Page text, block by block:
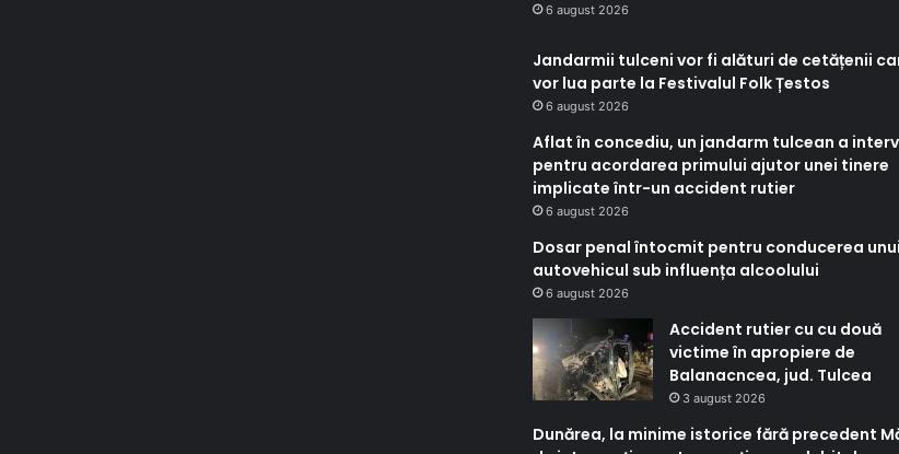
6 august 2026
Jandarmii tulceni vor fi alături de cetățenii
vor lua parte la Festivalul Folk Țestos
6 august 2026
Aflat în concediu, un jandarm tulcean a
pentru acordarea primului ajutor unei tinere
implicate într-un accident rutier
6 august 2026
Dosar penal întocmit pentru conducerea unui
autovehicul sub influența alcoolului
6 august 2026
Accident rutier cu cu două
victime în apropiere de
Balanacncea, jud. Tulcea
3 august 2026
Dunărea, la minime istorice fără precedent